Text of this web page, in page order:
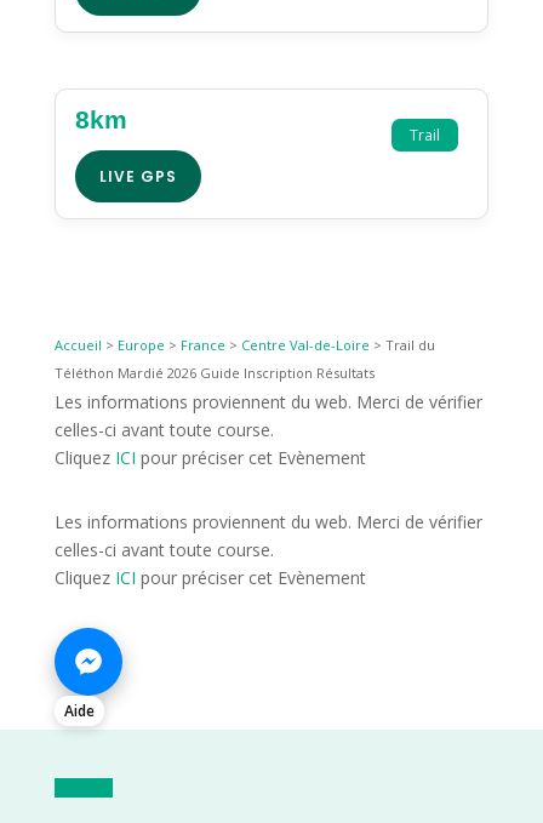
Trail
8km
LIVE GPS
Accueil > Europe > France > Centre Val-de-Loire > Trail du
Téléthon Mardié 2026 Guide Inscription Résultats
Les informations proviennent du web. Merci de vérifier
celles-ci avant toute course.
Cliquez ICI pour préciser cet Evènement
Les informations proviennent du web. Merci de vérifier
celles-ci avant toute course.
Cliquez ICI pour préciser cet Evènement
Aide